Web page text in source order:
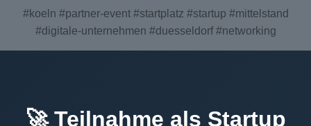
#koeln #partner-event #startplatz #startup #mittelstand
#digitale-unternehmen #duesseldorf #networking
🚀 Teilnahme als Startup